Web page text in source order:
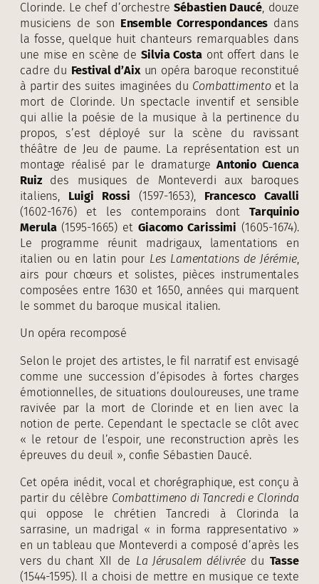
Clorinde. Le chef d’orchestreSébastien Daucé, douze
musiciens de son Ensemble Correspondances dans
la fosse, quelque huit chanteurs remarquables dans
une mise en scène de Silvia Costaont offert dans le
cadre du Festival d’Aixun opéra baroque reconstitué
à partir des suites imaginées du Combattimentoet la
mort de Clorinde. Un spectacle inventif et sensible
qui allie la poésie de la musique à la pertinence du
propos, s’est déployé sur la scène du ravissant
théâtre de Jeu de paume. La représentation est un
montage réalisé par le dramaturge Antonio Cuenca
Ruizdes musiques de Monteverdi aux baroques
italiens, Luigi Rossi (1597-1653), Francesco Cavalli
(1602-1676) et les contemporains dont Tarquinio
Merula(1595-1665) et Giacomo Carissimi (1605-1674).
Le programme réunit madrigaux, lamentations en
italien ou en latin pour Les Lamentations de Jérémie,
airs pour chœurs et solistes, pièces instrumentales
composées entre 1630 et 1650, années qui marquent
le sommet du baroque musical italien.
Un opéra recomposé
Selon le projet des artistes, le fil narratif est envisagé
comme une succession d’épisodes à fortes charges
émotionnelles, de situations douloureuses, une trame
ravivée par la mort de Clorinde et en lien avec la
notion de perte. Cependant le spectacle se clôt avec
« le retour de l’espoir, une reconstruction après les
épreuves du deuil », confie Sébastien Daucé.
Cet opéra inédit, vocal et chorégraphique, est conçu à
partir du célèbre Combattimeno di Tancredi e Clorinda
qui oppose le chrétien Tancredi à Clorinda la
sarrasine, un madrigal « in forma rappresentativo »
en un tableau que Monteverdi a composé d’après les
vers du chant XII de La Jérusalem délivrée du Tasse
(1544-1595). Il a choisi de mettre en musique ce texte